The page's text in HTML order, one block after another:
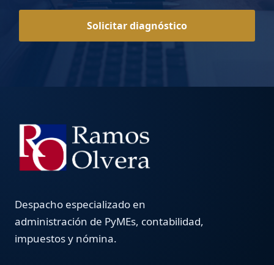
Solicitar diagnóstico
Despacho especializado en
administración de PyMEs, contabilidad,
impuestos y nómina.